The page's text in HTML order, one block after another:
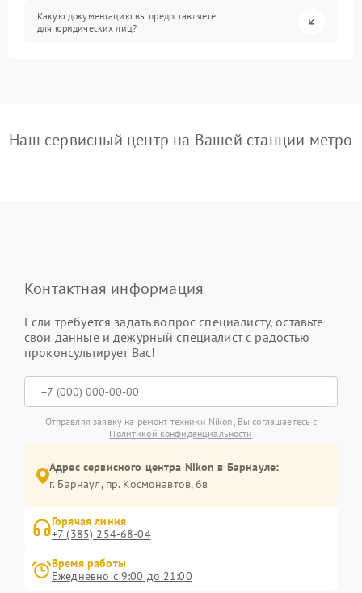
Какую документацию вы предоставляете
для юридических лиц?
Наш сервисный центр на Вашей станции метро
Контактная информация
Если требуется задать вопрос специалисту, оставьте
свои данные и дежурный специалист с радостью
проконсультирует Вас!
Отправляя заявку на ремонт техники Nikon, Вы соглашаетесь с
Политикой конфиденциальности
Адрес сервисного центра Nikon в Барнауле:
г. Барнаул, ​пр. Космонавтов, 6в
Горячая линия
+7 (385) 254-68-04
Время работы
Ежедневно с 9:00 до 21:00